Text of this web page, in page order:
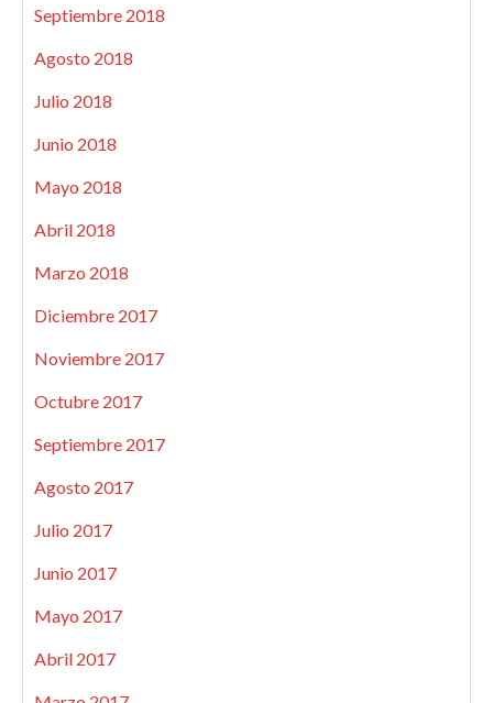
Septiembre 2018
Agosto 2018
Julio 2018
Junio 2018
Mayo 2018
Abril 2018
Marzo 2018
Diciembre 2017
Noviembre 2017
Octubre 2017
Septiembre 2017
Agosto 2017
Julio 2017
Junio 2017
Mayo 2017
Abril 2017